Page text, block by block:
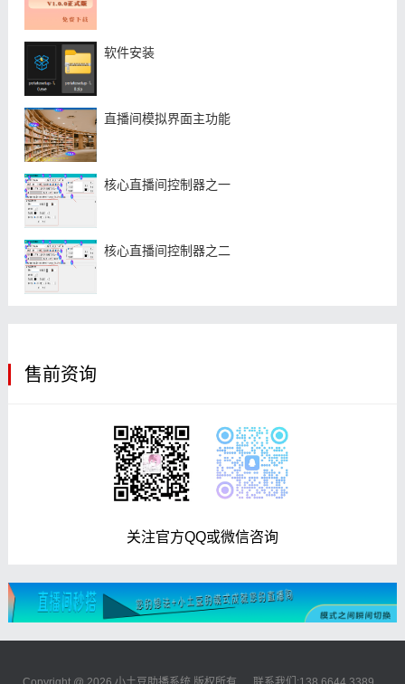
软件安装
直播间模拟界面主功能
核心直播间控制器之一
核心直播间控制器之二
售前资询
关注官方QQ或微信咨询